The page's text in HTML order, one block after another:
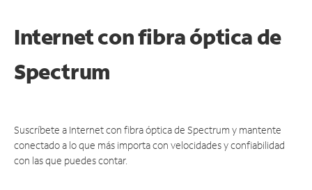
Internet con fibra óptica de
Spectrum
Suscríbete a Internet con fibra óptica de Spectrum y mantente
conectado a lo que más importa con velocidades y confiabilidad
con las que puedes contar.